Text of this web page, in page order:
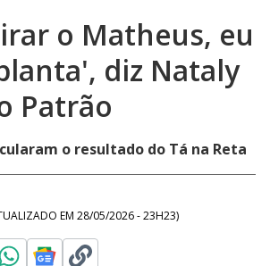
o Matheus, eu
diz Nataly
Patrão
o resultado do Tá na Reta
EM 28/05/2026 - 23H23)